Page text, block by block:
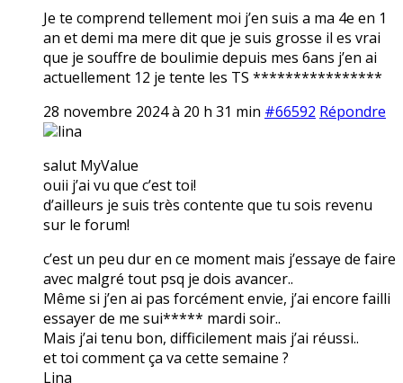
Je te comprend tellement moi j’en suis a ma 4e en 1
an et demi ma mere dit que je suis grosse il es vrai
que je souffre de boulimie depuis mes 6ans j’en ai
actuellement 12 je tente les TS ****************
28 novembre 2024 à 20 h 31 min #66592 Répondre
lina
salut MyValue
ouii j’ai vu que c’est toi!
d’ailleurs je suis très contente que tu sois revenu
sur le forum!
c’est un peu dur en ce moment mais j’essaye de faire
avec malgré tout psq je dois avancer..
Même si j’en ai pas forcément envie, j’ai encore failli
essayer de me sui***** mardi soir..
Mais j’ai tenu bon, difficilement mais j’ai réussi..
et toi comment ça va cette semaine ?
Lina